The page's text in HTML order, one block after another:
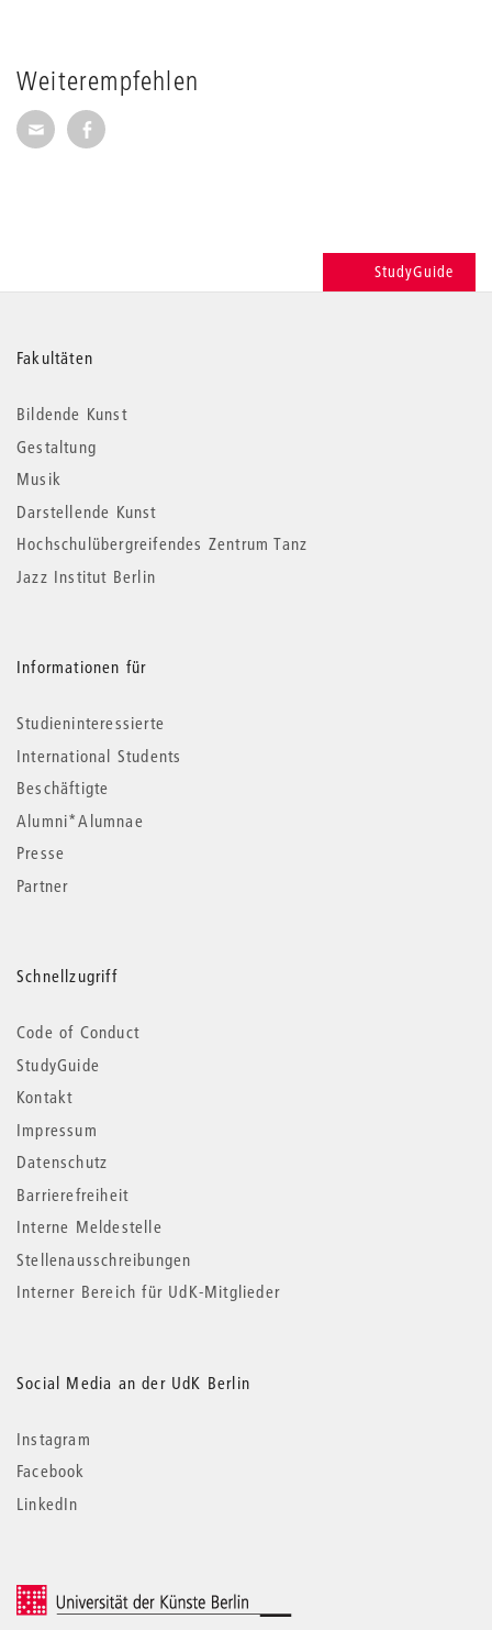
Weiterempfehlen
Seite per E-Mail weiterempfehlen
Seite auf Facebook weiterempfehlen
StudyGuide
Weitere
Informationen
Fakultäten
Bildende Kunst
Gestaltung
Musik
Darstellende Kunst
Hochschulübergreifendes Zentrum Tanz
Jazz Institut Berlin
Informationen für
Studieninteressierte
International Students
Beschäftigte
Alumni*Alumnae
Presse
Partner
Schnellzugriff
Code of Conduct
StudyGuide
Kontakt
Impressum
Datenschutz
Barrierefreiheit
Interne Meldestelle
Stellenausschreibungen
Interner Bereich für UdK-Mitglieder
Social Media an der UdK Berlin
Instagram
Facebook
LinkedIn
© 2026 Universität der Künste Berlin